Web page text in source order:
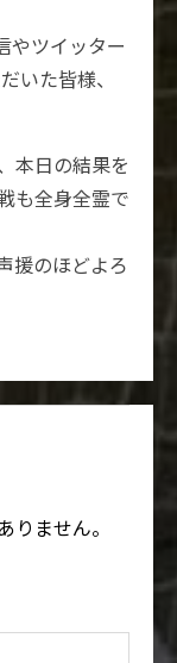
やツイッター
いた皆様、
本日の結果を
も全身全霊で
援のほどよろ
ません。